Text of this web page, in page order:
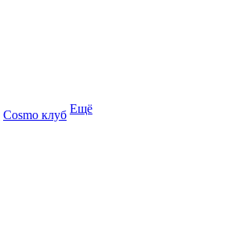
Cosmo клуб Ещё